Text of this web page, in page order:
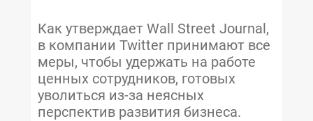
Как утверждает Wall Street Journal,
в компании Twitter принимают все
меры, чтобы удержать на работе
ценных сотрудников, готовых
уволиться из-за неясных
перспектив развития бизнеса.